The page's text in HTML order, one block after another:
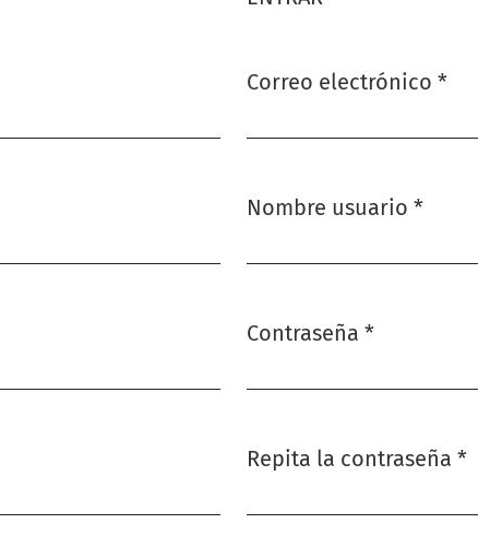
Correo electrónico *
Nombre usuario *
Contraseña *
Repita la contraseña *